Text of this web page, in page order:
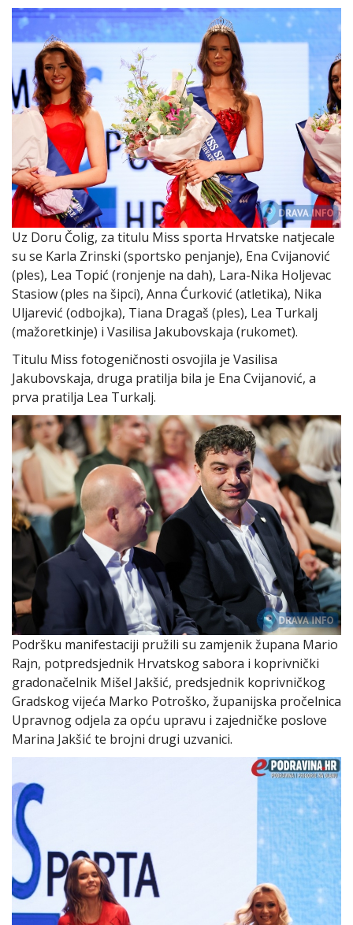
Uz Doru Čolig, za titulu Miss sporta Hrvatske natjecale
su se Karla Zrinski (sportsko penjanje), Ena Cvijanović
(ples), Lea Topić (ronjenje na dah), Lara-Nika Holjevac
Stasiow (ples na šipci), Anna Ćurković (atletika), Nika
Uljarević (odbojka), Tiana Dragaš (ples), Lea Turkalj
(mažoretkinje) i Vasilisa Jakubovskaja (rukomet).
Titulu Miss fotogeničnosti osvojila je Vasilisa
Jakubovskaja, druga pratilja bila je Ena Cvijanović, a
prva pratilja Lea Turkalj.
Podršku manifestaciji pružili su zamjenik župana Mario
Rajn, potpredsjednik Hrvatskog sabora i koprivnički
gradonačelnik Mišel Jakšić, predsjednik koprivničkog
Gradskog vijeća Marko Potroško, županijska pročelnica
Upravnog odjela za opću upravu i zajedničke poslove
Marina Jakšić te brojni drugi uzvanici.